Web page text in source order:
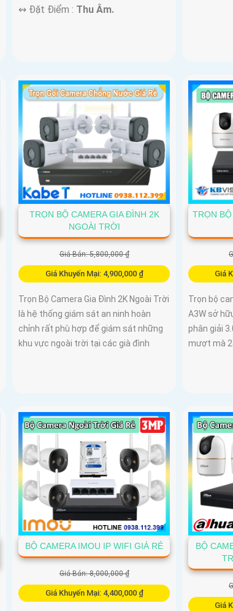
️↭ Đặt Điểm : Thu Âm.
TRỌN BỘ CAMERA GIA ĐÌNH 2K
NGOÀI TRỜI
Giá Bán: 5,800,000 ₫
Giá Khuyến Mại: 4,900,000 ₫
Trọn Bộ Camera Gia Đình 2K Ngoài Trời
là hệ thống giám sát an ninh hoàn
chỉnh rất phù hợp để giám sát những
khu vực ngoài trời tại các già đình
TRỌN
Giá
Trọn bộ
A3W sở
phân giải
mượt mà
BỘ CAMERA IMOU IP WIFI GIÁ RẺ
Giá Bán: 8,000,000 ₫
Giá Khuyến Mại: 4,400,000 ₫
BỘ
Giá